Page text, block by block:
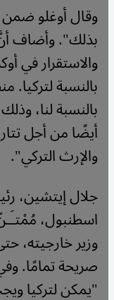
وقال أوغلو
بذلك". وأضاف أنَّ
والاستقرار في
بالنسبة لتركيا.
بالنسبة لنا،
أيضًا من أجل
والإرث التركي".
جلال إيتشين،
اسطنبول،
وزير خارجيته،
صريحة تمامًا.
"يمكن لتركيا